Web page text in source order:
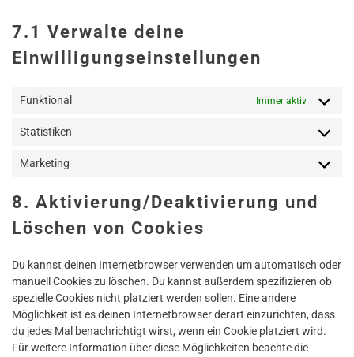
7.1 Verwalte deine
Einwilligungseinstellungen
Funktional Immer aktiv
Statistiken
Marketing
8. Aktivierung/Deaktivierung und
Löschen von Cookies
Du kannst deinen Internetbrowser verwenden um automatisch oder
manuell Cookies zu löschen. Du kannst außerdem spezifizieren ob
spezielle Cookies nicht platziert werden sollen. Eine andere
Möglichkeit ist es deinen Internetbrowser derart einzurichten, dass
du jedes Mal benachrichtigt wirst, wenn ein Cookie platziert wird.
Für weitere Information über diese Möglichkeiten beachte die